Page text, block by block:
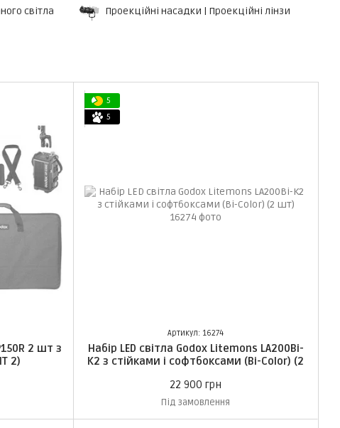
світла Проекційні насадки | Проекційні лінзи
2 шт з
2)
5
5
Артикул: 16274
Набір LED світла Godox Litemons LA200Bi-
K2 з стійками і софтбоксами (Bi-Color) (2
22 900 грн
Під замовлення